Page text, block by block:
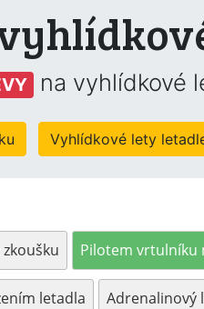
na vyhlídkové
Vyhlídkové lety
Pilotem vrtulníku
letadla Adrenalinový